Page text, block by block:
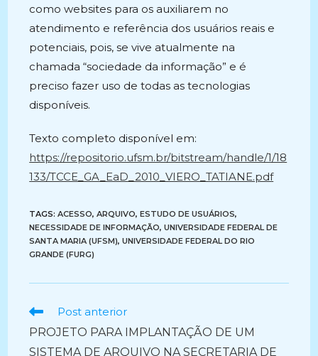
como websites para os auxiliarem no
atendimento e referência dos usuários reais e
potenciais, pois, se vive atualmente na
chamada “sociedade da informação” e é
preciso fazer uso de todas as tecnologias
disponíveis.
Texto completo disponível em:
https://repositorio.ufsm.br/bitstream/handle/1/18
133/TCCE_GA_EaD_2010_VIERO_TATIANE.pdf
TAGS:ACESSO, ARQUIVO, ESTUDO DE USUÁRIOS,
NECESSIDADE DE INFORMAÇÃO, UNIVERSIDADE FEDERAL DE
SANTA MARIA (UFSM), UNIVERSIDADE FEDERAL DO RIO
GRANDE (FURG)
Ler
artigos
Post anterior
PROJETO PARA IMPLANTAÇÃO DE UM
SISTEMA DE ARQUIVO NA SECRETARIA DE